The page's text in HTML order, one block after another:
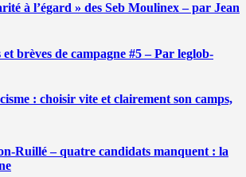
à l’égard » des Seb Moulinex – par Jean
brèves de campagne #5 – Par leglob-
: choisir vite et clairement son camps,
Ruillé – quatre candidats manquent : la